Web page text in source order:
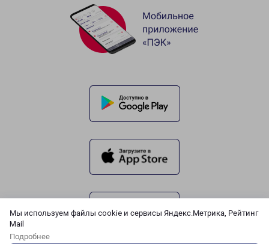
Мы используем файлы cookie и сервисы Яндекс.Метрика, Рейтинг
Mail
Подробнее